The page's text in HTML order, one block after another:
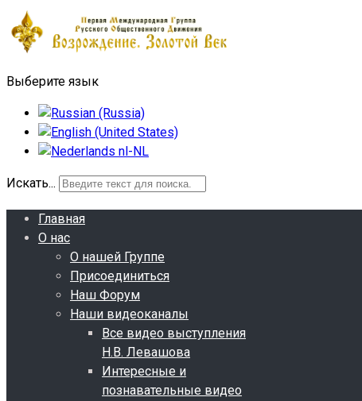
Выберите язык
Искать...
Главная
О нас
О нашей Группе
Присоединиться
Наш Форум
Наши видеоканалы
Все видео выступления
Н.В. Левашова
Интересные и
познавательные видео